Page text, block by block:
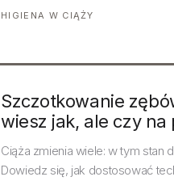
HIGIENA W CIĄŻY
Szczotkowanie
wiesz jak, ale czy na
Ciąża zmienia wiele: w tym stan
Dowiedz się, jak dostosować